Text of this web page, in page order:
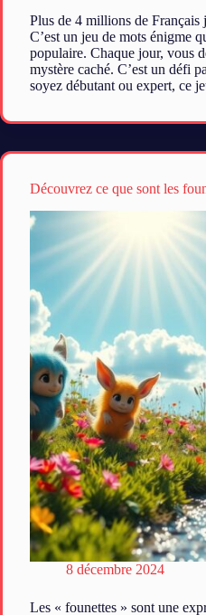
Plus de 4 millions de Français
C’est un jeu de mots énigme
populaire. Chaque jour, vous
mystère caché. C’est un défi
soyez débutant ou expert, ce
Découvrez ce que sont les
8 décembre 2024
Les « founettes » sont une